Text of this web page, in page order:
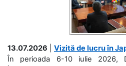
13.07.2026
Vizită de lucru în
În perioada 6-10 iulie 2026,